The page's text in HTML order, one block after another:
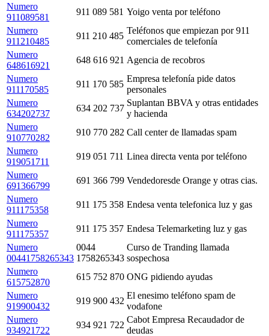
Numero
911089581
911 089 581 Yoigo venta por teléfono
Numero
911210485
911 210 485
Teléfonos que empiezan por 911
comerciales de telefonía
Numero
648616921
648 616 921 Agencia de recobros
Numero
911170585
911 170 585
Empresa telefonía pide datos
personales
Numero
634202737
634 202 737
Suplantan BBVA y otras entidades
y hacienda
Numero
910770282
910 770 282 Call center de llamadas spam
Numero
919051711
919 051 711 Linea directa venta por teléfono
Numero
691366799
691 366 799 Vendedoresde Orange y otras cias.
Numero
911175358
911 175 358 Endesa venta telefonica luz y gas
Numero
911175357
911 175 357 Endesa Telemarketing luz y gas
Numero
00441758265343
0044
1758265343
Curso de Tranding llamada
sospechosa
Numero
615752870
615 752 870 ONG pidiendo ayudas
Numero
919900432
919 900 432
El enesimo teléfono spam de
vodafone
Numero
934921722
934 921 722
Cabot Empresa Recaudador de
deudas